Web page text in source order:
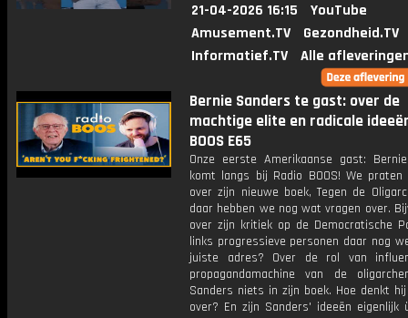
21-04-2026 16:15
YouTube
Amusement.TV
Gezondheid.TV
Informatief.TV
Alle
Bernie Sanders te gast: over de
machtige elite en radicale
BOOS E65
Onze eerste Amerikaanse gast:
komt langs bij Radio BOOS! We
over zijn nieuwe boek, Tegen de
daar hebben we nog wat vragen over.
over zijn kritiek op de Democratische
links progressieve personen daar nog
juiste adres? Over de rol van
propagandamachine van de
Sanders niets in zijn boek. Hoe denkt
over? En zijn Sanders' ideeën eigenlijk